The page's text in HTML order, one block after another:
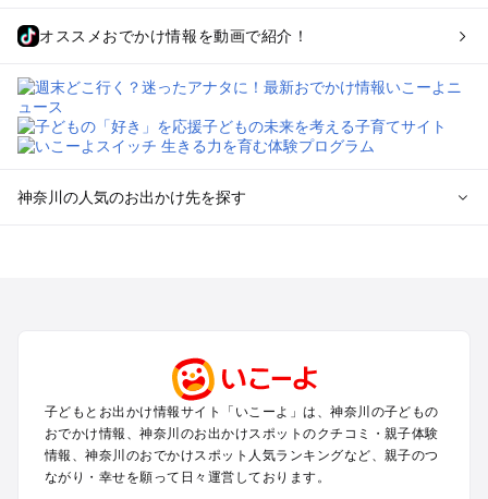
オススメおでかけ情報を動画で紹介！
神奈川の人気のお出かけ先を探す
小田原・熱海・湯河原・真鶴のプールお出かけ
町田・相模原・愛川・上野原のプールお出かけ
新横浜・港北エリア・日吉・青葉台・鶴見のプールお出かけ
川崎のプールお出かけ
海老名・厚木のプールお出かけ
子どもとお出かけ情報サイト「いこーよ」は、神奈川の子どもの
おでかけ情報、神奈川のお出かけスポットのクチコミ・親子体験
情報、神奈川のおでかけスポット人気ランキングなど、親子のつ
ながり・幸せを願って日々運営しております。